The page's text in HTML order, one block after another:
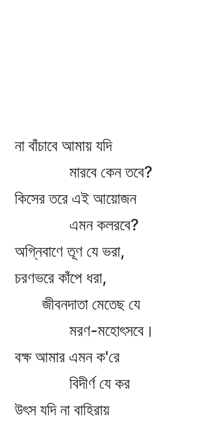
না বাঁচাবে আমায় যদি
মারবে কেন তবে?
কিসের তরে এই আয়োজন
এমন কলরবে?
অগ্নিবাণে তূণ যে ভরা,
চরণভরে কাঁপে ধরা,
জীবনদাতা মেতেছ যে
মরণ-মহোৎসবে।
বক্ষ আমার এমন ক'রে
বিদীর্ণ যে কর
উৎস যদি না বাহিরায়